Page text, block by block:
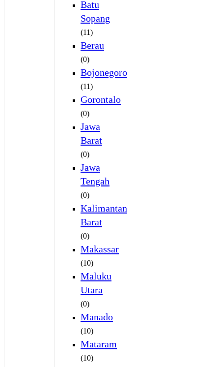
Batu
Sopang
(11)
Berau
(0)
Bojonegoro
(11)
Gorontalo
(0)
Jawa
Barat
(0)
Jawa
Tengah
(0)
Kalimantan
Barat
(0)
Makassar
(10)
Maluku
Utara
(0)
Manado
(10)
Mataram
(10)